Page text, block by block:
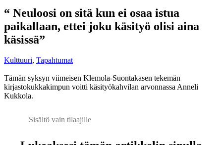
“ Neuloosi on sitä kun ei osaa istua
paikallaan, ettei joku käsityö olisi aina
käsissä”
Kulttuuri, Tapahtumat
Tämän syksyn viimeisen Klemola-Suontakasen tekemän
kirjastokukkakimpun voitti käsityökahvilan arvonnassa Anneli
Kukkola.
Sisältö vain tilaajille